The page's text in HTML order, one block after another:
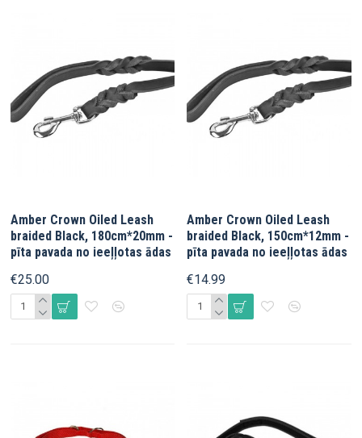
Amber Crown Oiled Leash
braided Black, 180cm*20mm -
pīta pavada no ieeļļotas ādas
€25.00
Amber Crown Oiled Leash
braided Black, 150cm*12mm -
pīta pavada no ieeļļotas ādas
€14.99